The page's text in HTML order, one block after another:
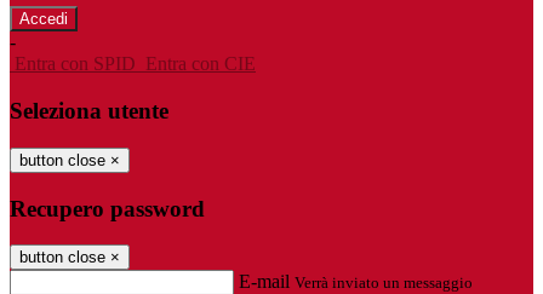
-
Entra con SPID Entra con CIE
Seleziona utente
button close ×
Recupero password
button close ×
E-mail Verrà inviato un messaggio